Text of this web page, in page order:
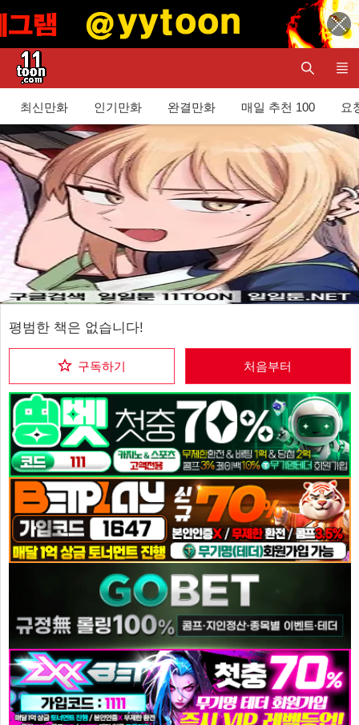
최신만화 인기만화 완결만화 매일 추천 100 요
평범한 책은 없습니다!
구독하기 처음부터